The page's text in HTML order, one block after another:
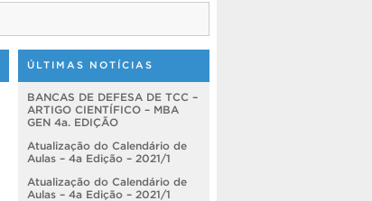
ÚLTIMAS NOTÍCIAS
BANCAS DE DEFESA DE TCC –
ARTIGO CIENTÍFICO – MBA
GEN 4a. EDIÇÃO
Atualização do Calendário de
Aulas – 4a Edição – 2021/1
Atualização do Calendário de
Aulas – 4a Edição – 2021/1